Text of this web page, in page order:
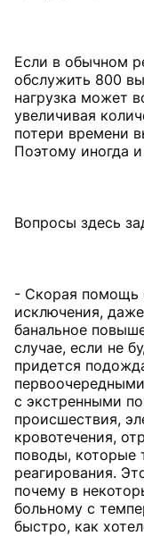
Если в обычном
обслужить 800
нагрузка может
увеличивая
потери времени
Поэтому иногда
Вопросы здесь
- Скорая помощь
исключения,
банальное
случае, если не
придется
с экстренными
происшествия,
кровотечения,
поводы, которые
реагирования.
почему в
больному с
быстро, как